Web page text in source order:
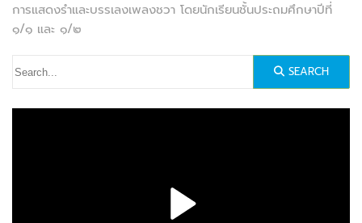
การแสดงรำและบรรเลงเพลงชวา โดยนักเรียนชั้นประถมศึกษาปีที่
๑/๑ และ ๑/๒
SEARCH